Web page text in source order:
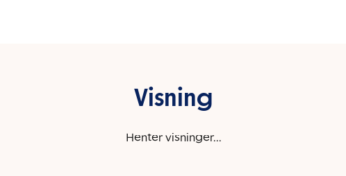
Visning
Henter visninger...